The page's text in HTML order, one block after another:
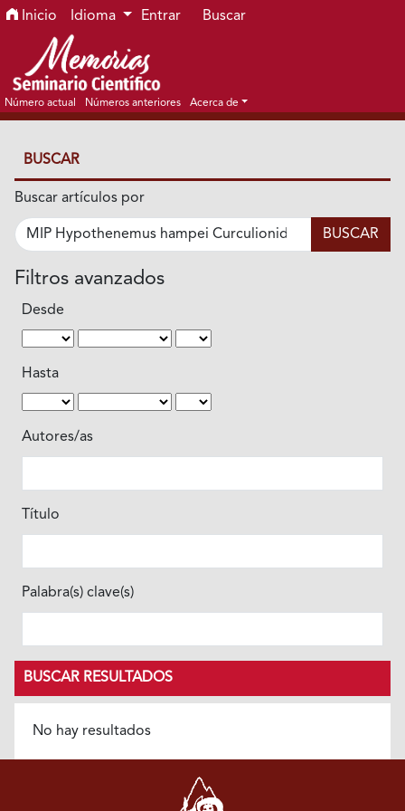
Ir al menú de navegación principal
Ir al contenido principal
Ir al pie de página del sitio
Inicio Idioma Entrar Buscar
Número actual Números anteriores Acerca de
BUSCAR
Buscar artículos por
Filtros avanzados
Desde
Hasta
Autores/as
Título
Palabra(s) clave(s)
BUSCAR RESULTADOS
No hay resultados